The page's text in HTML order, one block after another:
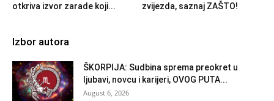
otkriva izvor zarade koji...
zvijezda, saznaj ZAŠTO!
Izbor autora
ŠKORPIJA: Sudbina sprema preokret u
ljubavi, novcu i karijeri, OVOG PUTA...
August 6, 2026